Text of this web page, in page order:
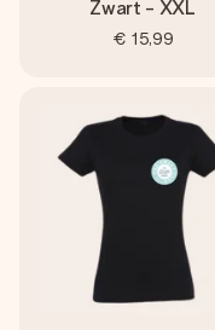
Zwart - XXL
€ 15,99